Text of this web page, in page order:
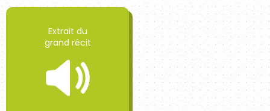
Extrait du
grand récit